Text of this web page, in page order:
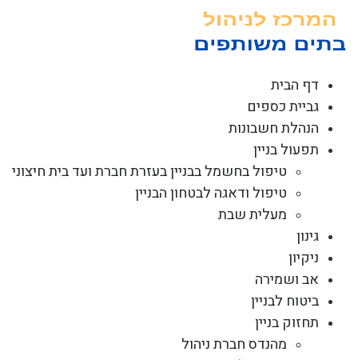
דף הבית
גביית כספים
הנהלת חשבונות
תפעול בניין
טיפול בחשמל בבניין בעזרת חברת ועד בית חיצוני
טיפול ודאגה לבטחון הבניין
מעלית שבת
גינון
ניקיון
אב ושמירה
ביטוח לבניין
תחזוק בניין
מהנדס חברת ניהול